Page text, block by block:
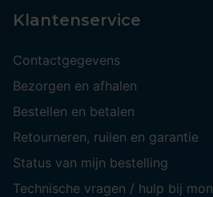
Klantenservice
Contactgegevens
Bezorgen en afhalen
Bestellen en betalen
Retourneren, ruilen en garantie
Status van mijn bestelling
Technische vragen / hulp bij